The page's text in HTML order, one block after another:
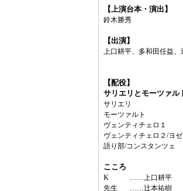
【上演台本・演出】
鈴木勝秀
【出演】
上口耕平、多和田任益、
【配役】
サリエリとモーツァル
サリエリ
モーツァルト
ヴェンティチェ
ヴェンティチェロ２/ヨ
語り部/コンスタン
こころ
K ……上口耕平
先生 ……辻本祐樹